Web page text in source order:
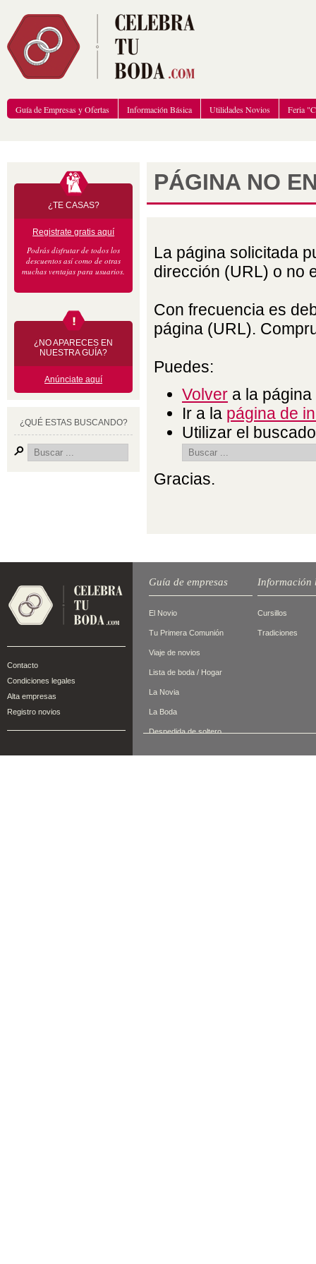
Guía de Empresas y Ofertas Información Básica Utilidades Novios Feria
¿TE CASAS?
Registrate gratis aquí
Podrás disfrutar de todos los
descuentos así como de otras
muchas ventajas para usuarios.
¿NO APARECES EN
NUESTRA GUÍA?
Anúnciate aquí
¿QUÉ ESTAS BUSCANDO?
PÁGINA NO
La página solicitada
dirección (URL) o no
Con frecuencia es
página (URL).
Puedes:
Volver a la
Ir a la página de
Utilizar el
Gracias.
Contacto
Condiciones legales
Alta empresas
Registro novios
Guía de empresas
El Novio
Tu Primera Comunión
Viaje de novios
Lista de boda / Hogar
La Novia
La Boda
Despedida de soltero
Información
Cursillos
Tradiciones